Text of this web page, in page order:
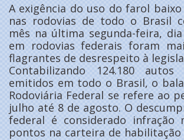
A exigência do uso do farol
nas rodovias de todo o Brasil
mês na última segunda-feira,
em rodovias federais foram
flagrantes de desrespeito à
Contabilizando 124.180
emitidos em todo o Brasil, o
Rodoviária Federal se refere ao
julho até 8 de agosto. O
federal é considerado infração
pontos na carteira de habilitação